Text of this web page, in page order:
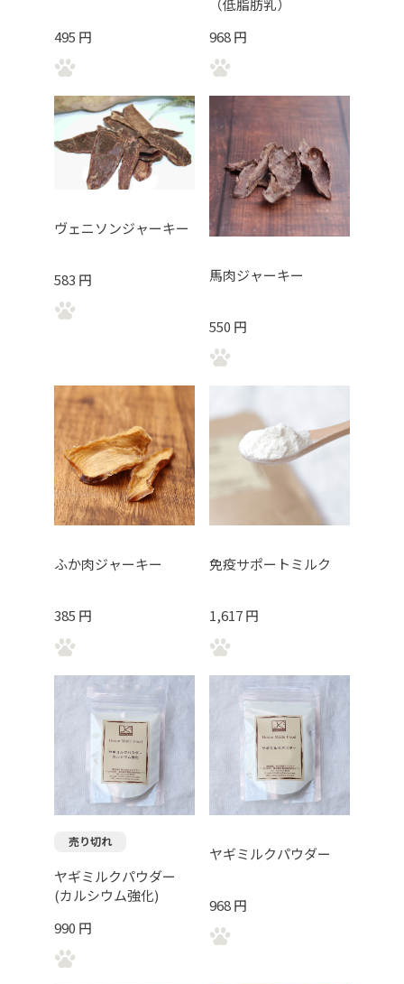
495 円
（低脂肪乳）
968 円
ヴェニソンジャーキー
583 円 馬肉ジャーキー
550 円
ふか肉ジャーキー
385 円
免疫サポートミルク
1,617 円
売り切れ
ヤギミルクパウダー
(カルシウム強化)
990 円
ヤギミルクパウダー
968 円